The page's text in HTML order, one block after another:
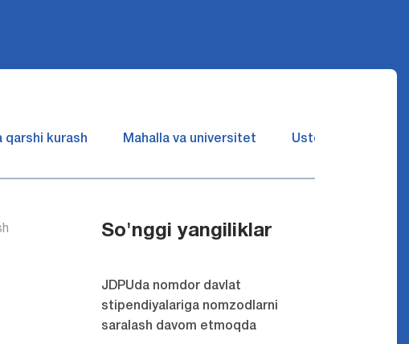
qarshi kurash Mahalla va universitet Ustozlar suhbatin
So'nggi yangiliklar
JDPUda nomdor davlat
stipendiyalariga nomzodlarni
saralash davom etmoqda